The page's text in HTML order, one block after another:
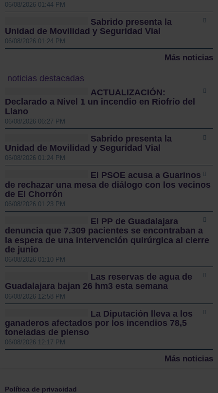
06/08/2026 01:44 PM
Sabrido presenta la
Unidad de Movilidad y Seguridad Vial
06/08/2026 01:24 PM
Más noticias
noticias destacadas
ACTUALIZACIÓN:
Declarado a Nivel 1 un incendio en Riofrío del
Llano
06/08/2026 06:27 PM
Sabrido presenta la
Unidad de Movilidad y Seguridad Vial
06/08/2026 01:24 PM
El PSOE acusa a Guarinos
de rechazar una mesa de diálogo con los vecinos
de El Chorrón
06/08/2026 01:23 PM
El PP de Guadalajara
denuncia que 7.309 pacientes se encontraban a
la espera de una intervención quirúrgica al cierre
de junio
06/08/2026 01:10 PM
Las reservas de agua de
Guadalajara bajan 26 hm3 esta semana
06/08/2026 12:58 PM
La Diputación lleva a los
ganaderos afectados por los incendios 78,5
toneladas de pienso
06/08/2026 12:17 PM
Más noticias
Política de privacidad